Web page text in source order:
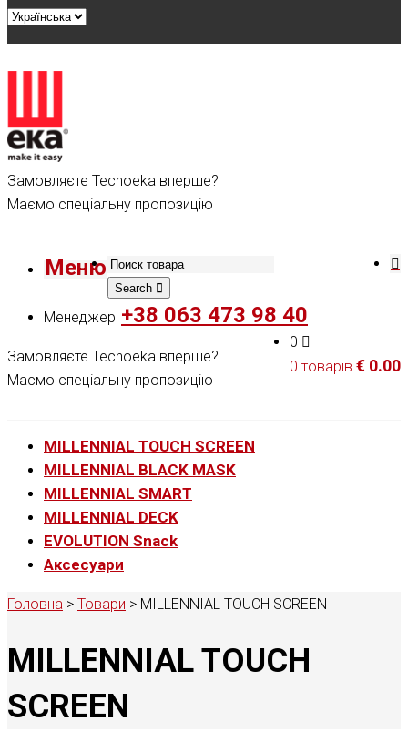
Замовляєте Tecnoeka вперше?
Маємо спеціальну пропозицію
Меню
Search
Менеджер +38 063 473 98 40
0
0 товарів € 0.00
Замовляєте Tecnoeka вперше?
Маємо спеціальну пропозицію
MILLENNIAL TOUCH SCREEN
MILLENNIAL BLACK MASK
MILLENNIAL SMART
MILLENNIAL DECK
EVOLUTION Snack
Аксесуари
Головна > Товари > MILLENNIAL TOUCH SCREEN
MILLENNIAL TOUCH
SCREEN